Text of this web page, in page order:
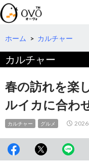
検
索
コ
テ
ツ
へ
移
動
ホーム > カルチャー
カルチャー
春の訪れを楽
ルイカに合わ
カルチャー グルメ